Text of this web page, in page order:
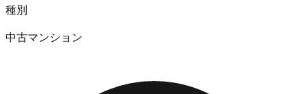
種別
中古マンション